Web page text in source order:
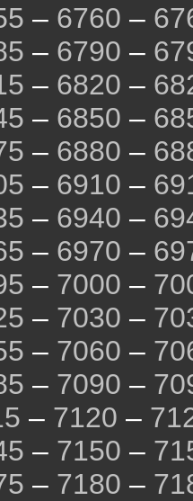
– 6760 –
– 6790 –
– 6820 –
– 6850 –
– 6880 –
– 6910 –
– 6940 –
– 6970 –
– 7000 –
– 7030 –
– 7060 –
– 7090 –
– 7120 –
– 7150 –
– 7180 –